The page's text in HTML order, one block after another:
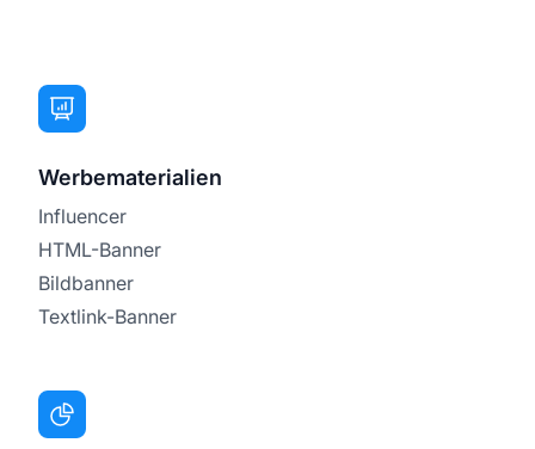
Werbematerialien
Influencer
HTML-Banner
Bildbanner
Textlink-Banner